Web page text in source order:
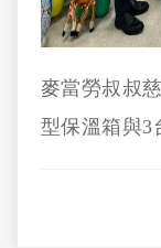
麥當勞叔叔
型保溫箱與3